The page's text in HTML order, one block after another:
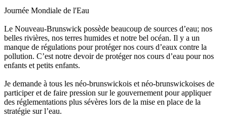
Journée Mondiale de l'Eau
Le Nouveau-Brunswick possède beaucoup de sources d’eau; nos
belles rivières, nos terres humides et notre bel océan. Il y a un
manque de régulations pour protéger nos cours d’eaux contre la
pollution. C’est notre devoir de protéger nos cours d’eau pour nos
enfants et petits enfants.
Je demande à tous les néo-brunswickois et néo-brunswickoises de
participer et de faire pression sur le gouvernement pour appliquer
des réglementations plus sévères lors de la mise en place de la
stratégie sur l’eau.